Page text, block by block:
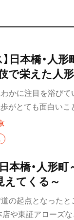
日本橋・人
で栄えた人
かに注目を浴び
がとても面白い
両国浜町明細絵図
しむ特別な散歩体験
本橋・人形
えてくる～
の起点となったと
や東証アローズ